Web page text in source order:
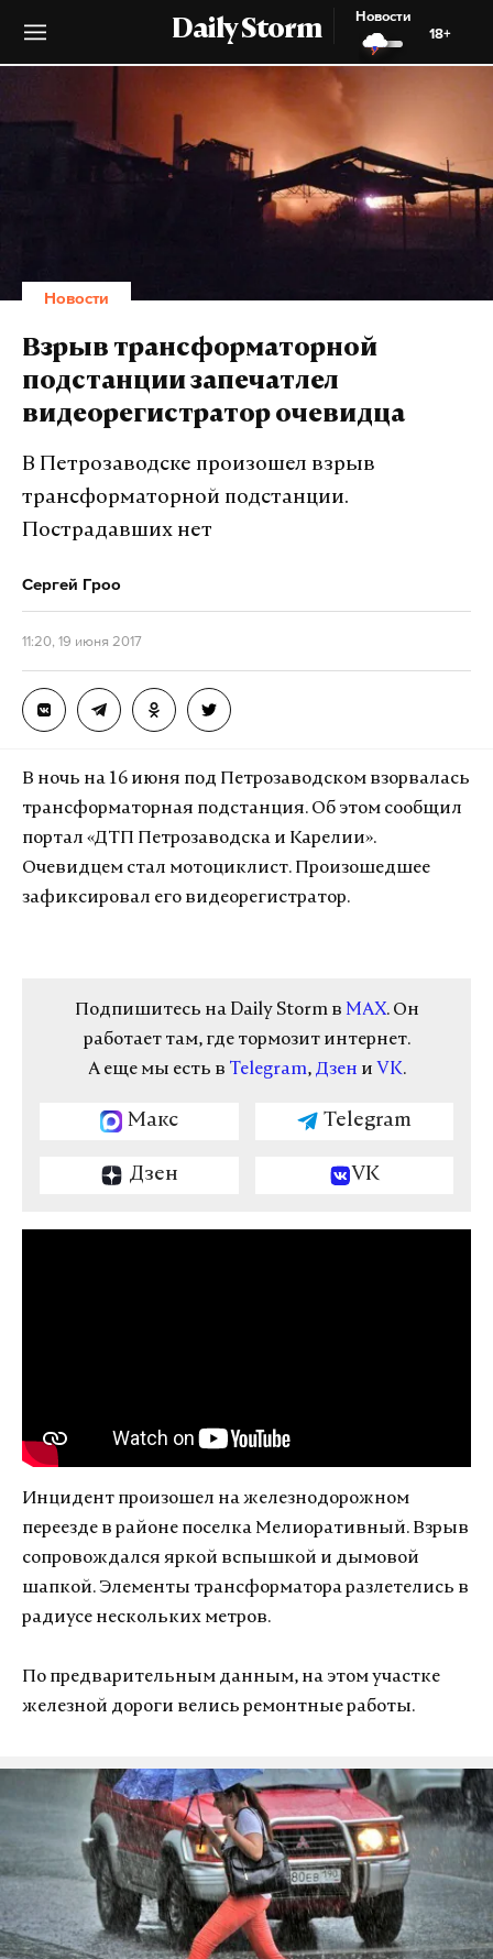
Daily Storm
Новости
18+
Новости
Взрыв трансформаторной
подстанции запечатлел
видеорегистратор очевидца
В Петрозаводске произошел взрыв
трансформаторной подстанции.
Пострадавших нет
Сергей Гроо
11:20, 19 июня 2017
В ночь на 16 июня под Петрозаводском взорвалась
трансформаторная подстанция. Об этом сообщил
портал «ДТП Петрозаводска и Карелии».
Очевидцем стал мотоциклист. Произошедшее
зафиксировал его видеорегистратор.
Подпишитесь на Daily Storm в MAX. Он
работает там, где тормозит интернет.
А еще мы есть в Telegram, Дзен и VK.
Макс Telegram
Дзен VK
Инцидент произошел на железнодорожном
переезде в районе поселка Мелиоративный. Взрыв
сопровождался яркой вспышкой и дымовой
шапкой. Элементы трансформатора разлетелись в
радиусе нескольких метров.
По предварительным данным, на этом участке
железной дороги велись ремонтные работы.